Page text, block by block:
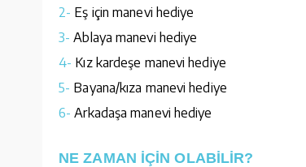
2- Eş için manevi hediye
3- Ablaya manevi hediye
4- Kız kardeşe manevi hediye
5- Bayana/kıza manevi hediye
6- Arkadaşa manevi hediye
NE ZAMAN İÇİN OLABİLİR?